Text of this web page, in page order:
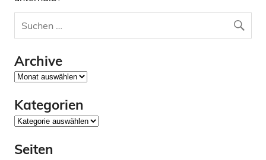
Archive
Archive
Kategorien
Kategorien
Seiten